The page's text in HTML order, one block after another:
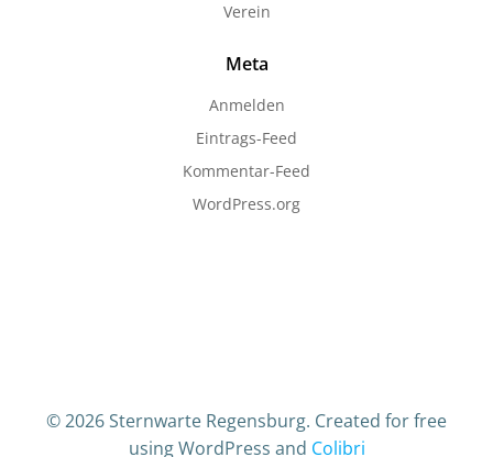
Verein
Meta
Anmelden
Eintrags-Feed
Kommentar-Feed
WordPress.org
© 2026 Sternwarte Regensburg. Created for free
using WordPress and Colibri